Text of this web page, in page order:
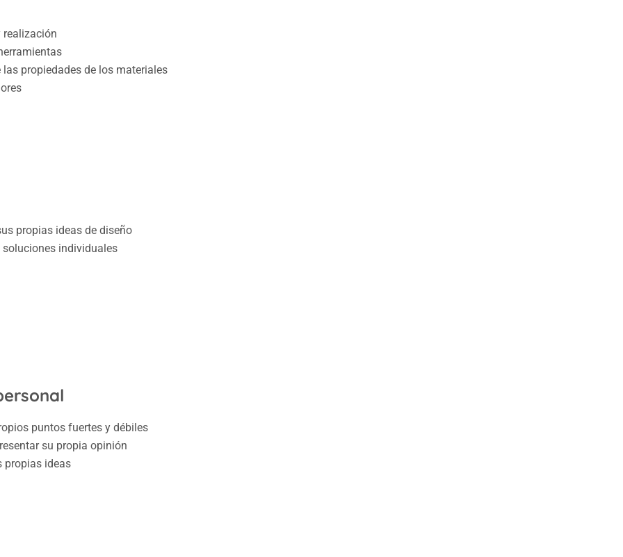
las propiedades de los materiales
propias ideas de diseño
soluciones individuales
puntos fuertes y débiles
su propia opinión
propias ideas